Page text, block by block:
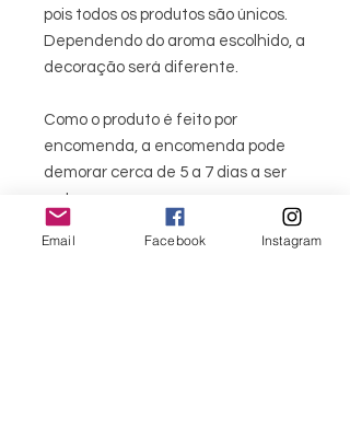
pois todos os produtos são únicos.
Dependendo do aroma escolhido, a
decoração será diferente.
Como o produto é feito por
encomenda, a encomenda pode
demorar cerca de 5 a 7 dias a ser
entregue.
Email Facebook Instagram